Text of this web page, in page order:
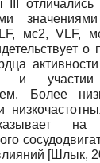
III
мс2, VLF,
о
и участии
Более
на
[Шлык,